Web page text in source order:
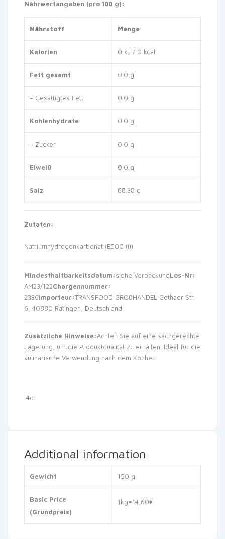
Nährwertangaben (pro 100 g):
Nährstoff Menge
Kalorien 0 kJ / 0 kcal
Fett gesamt 0.0 g
– Gesättigtes Fett 0.0 g
Kohlenhydrate 0.0 g
– Zucker 0.0 g
Eiweiß 0.0 g
Salz 68.38 g
Zutaten:
Natriumhydrogenkarbonat (E500 (i))
Mindesthaltbarkeitsdatum:siehe VerpackungLos-Nr:
AM23/122Chargennummer:
2336Importeur:TRANSFOOD GROßHANDEL Gothaer Str.
6, 40880 Ratingen, Deutschland
Zusätzliche Hinweise:Achten Sie auf eine sachgerechte
Lagerung, um die Produktqualität zu erhalten. Ideal für die
kulinarische Verwendung nach dem Kochen.
4o
Additional information
Gewicht 150 g
Basic Price
(Grundpreis)
1kg=14,60€